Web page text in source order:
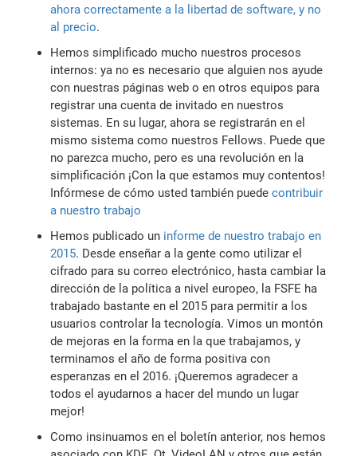
ahora correctamente a la libertad de software, y no
al precio.
Hemos simplificado mucho nuestros procesos
internos: ya no es necesario que alguien nos ayude
con nuestras páginas web o en otros equipos para
registrar una cuenta de invitado en nuestros
sistemas. En su lugar, ahora se registrarán en el
mismo sistema como nuestros Fellows. Puede que
no parezca mucho, pero es una revolución en la
simplificación ¡Con la que estamos muy contentos!
Infórmese de cómo usted también puedecontribuir
a nuestro trabajo
Hemos publicado un informe de nuestro trabajo en
2015. Desde enseñar a la gente como utilizar el
cifrado para su correo electrónico, hasta cambiar la
dirección de la política a nivel europeo, la FSFE ha
trabajado bastante en el 2015 para permitir a los
usuarios controlar la tecnología. Vimos un montón
de mejoras en la forma en la que trabajamos, y
terminamos el año de forma positiva con
esperanzas en el 2016. ¡Queremos agradecer a
todos el ayudarnos a hacer del mundo un lugar
mejor!
Como insinuamos en el boletín anterior, nos hemos